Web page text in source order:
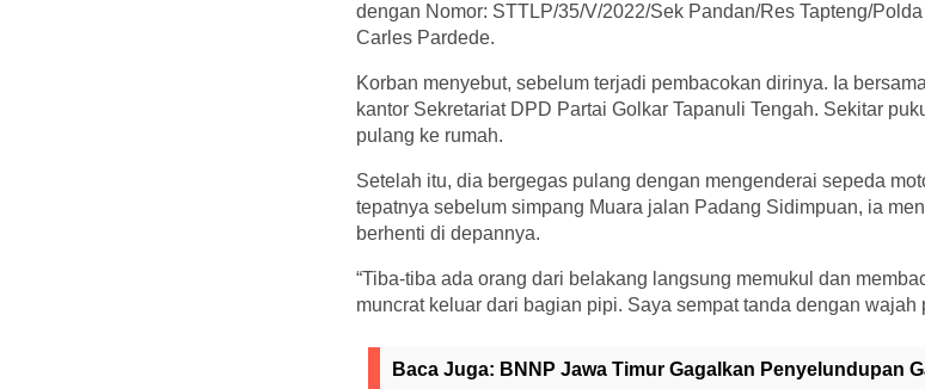
dengan Nomor: STTLP/35/V/2022/Sek Pandan/Res Tapteng/
Carles Pardede.
Korban menyebut, sebelum terjadi pembacokan dirinya. Ia
kantor Sekretariat DPD Partai Golkar Tapanuli Tengah. Sekitar
pulang ke rumah.
Setelah itu, dia bergegas pulang dengan mengenderai sepeda
tepatnya sebelum simpang Muara jalan Padang Sidimpuan, ia
berhenti di depannya.
“Tiba-tiba ada orang dari belakang langsung memukul dan
muncrat keluar dari bagian pipi. Saya sempat tanda dengan wajah
Baca Juga: BNNP Jawa Timur Gagalkan Penyelundupan